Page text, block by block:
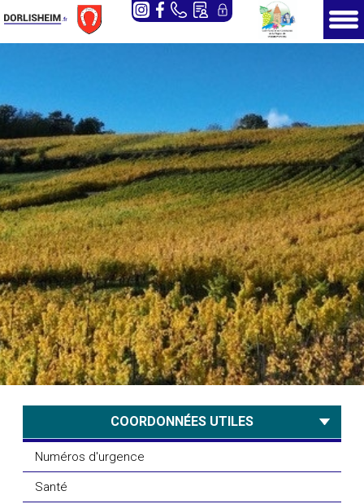
COORDONNÉES UTILES
Numéros d'urgence
Santé